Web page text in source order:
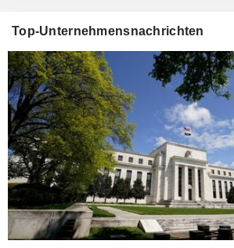
Top-Unternehmensnachrichten